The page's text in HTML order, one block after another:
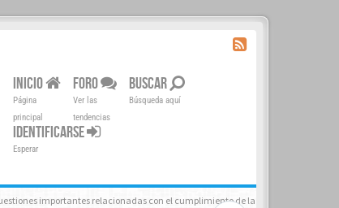
INICIO
Página
principal
FORO
Ver las
tendencias
BUSCAR
Búsqueda aquí
IDENTIFICARSE
Esperar
importantes relacionadas con el cumplimiento de la